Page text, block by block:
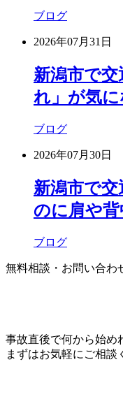
ブログ
2026年07月31日
新潟市で
れ」が気
ブログ
2026年07月30日
新潟市で
のに肩や
ブログ
無料相談・お問い合わ
事故直後で何から始め
まずはお気軽にご相談